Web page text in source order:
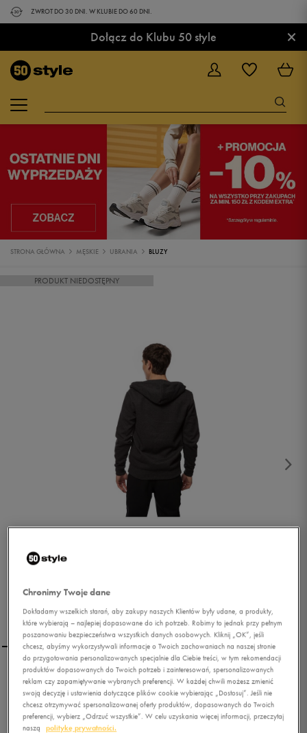
ZWROT DO 30 DNI. W KLUBIE DO 60 DNI.
Dołącz do Klubu 50 style ×
STRONA GŁÓWNA MĘSKIE UBRANIA BLUZY
PRODUKT NIEDOSTĘPNY
UMBRO BLUZA MAK
0
Chronimy Twoje dane
Dokładamy wszelkich starań, aby zakupy naszych Klientów były udane, a produkty,
które wybierają – najlepiej dopasowane do ich potrzeb. Robimy to jednak przy pełnym
poszanowaniu bezpieczeństwa wszystkich danych osobowych. Kliknij „OK”, jeśli
chcesz, abyśmy wykorzystywali informacje o Twoich zachowaniach na naszej stronie
do przygotowania personalizowanych specjalnie dla Ciebie treści, w tym rekomendacji
produktów dopasowanych do Twoich potrzeb i zainteresowań, spersonalizowanych
reklam czy zapamiętywanie wybranych preferencji. W każdej chwili możesz zmienić
swoją decyzję i ustawienia dotyczące plików cookie wybierając „Dostosuj”. Jeśli nie
chcesz otrzymywać spersonalizowanej oferty produktów, dopasowanych do Twoich
preferencji, wybierz „Odrzuć wszystkie”. W celu uzyskania więcej informacji, przeczytaj
naszą
politykę prywatności.